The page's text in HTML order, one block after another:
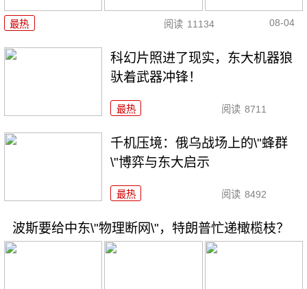
最热 阅读 11134 08-04
科幻片照进了现实，东大机器狼
驮着武器冲锋！
最热 阅读 8711
千机压境：俄乌战场上的\"蜂群
\"博弈与东大启示
最热 阅读 8492
波斯要给中东\"物理断网\"，特朗普忙递橄榄枝？